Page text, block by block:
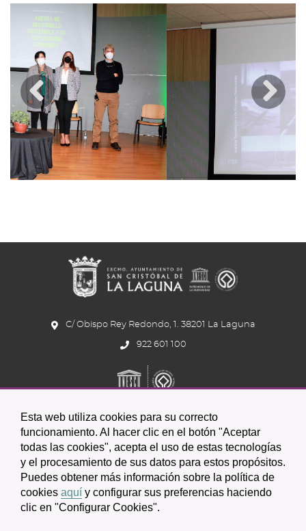
Esta web utiliza cookies para su correcto
funcionamiento. Al hacer clic en el botón "Aceptar
todas las cookies", acepta el uso de estas tecnologías
y el procesamiento de sus datos para estos propósitos.
Puedes obtener más información sobre la política de
cookies aquí y configurar sus preferencias haciendo
clic en "Configurar Cookies".
C/ Obispo Rey Redondo, 1. 38201 La Laguna
922 601 100